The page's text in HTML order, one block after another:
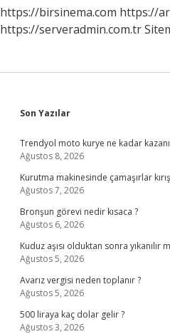
https://birsinema.com https://
https://serveradmin.com.tr
Sidebar
Son Yazılar
Trendyol moto kurye ne kadar
Ağustos 8, 2026
Kurutma makinesinde çamaşırlar
Ağustos 7, 2026
Bronşun görevi nedir kısaca ?
Ağustos 6, 2026
Kuduz aşısı olduktan sonra yıkanılır
Ağustos 5, 2026
Avarız vergisi neden toplanır ?
Ağustos 5, 2026
500 liraya kaç dolar gelir ?
Ağustos 3, 2026